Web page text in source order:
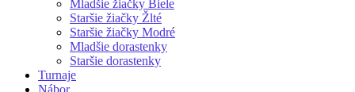
Mladšie žiačky Biele
Staršie žiačky Žlté
Staršie žiačky Modré
Mladšie dorastenky
Staršie dorastenky
Turnaje
Nábor